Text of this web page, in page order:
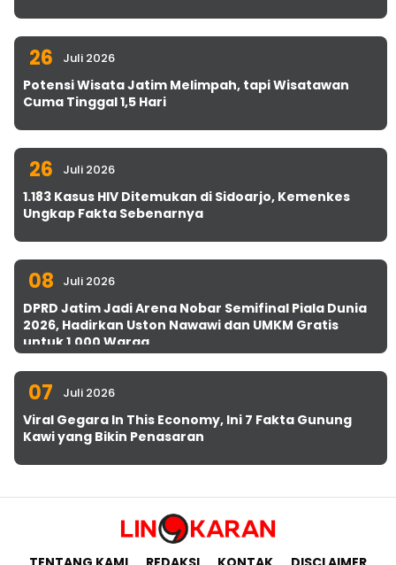
26 Juli 2026
Potensi Wisata Jatim Melimpah, tapi Wisatawan
Cuma Tinggal 1,5 Hari
26 Juli 2026
1.183 Kasus HIV Ditemukan di Sidoarjo, Kemenkes
Ungkap Fakta Sebenarnya
08 Juli 2026
DPRD Jatim Jadi Arena Nobar Semifinal Piala Dunia
2026, Hadirkan Uston Nawawi dan UMKM Gratis
untuk 1.000 Warga
07 Juli 2026
Viral Gegara In This Economy, Ini 7 Fakta Gunung
Kawi yang Bikin Penasaran